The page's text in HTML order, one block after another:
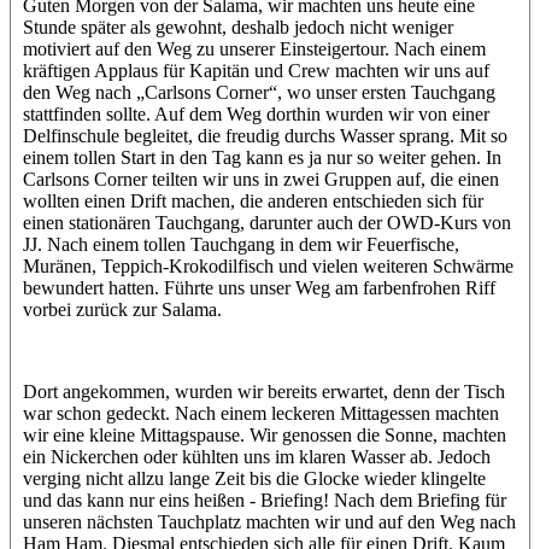
Guten Morgen von der Salama, wir machten uns heute eine
Stunde später als gewohnt, deshalb jedoch nicht weniger
motiviert auf den Weg zu unserer Einsteigertour. Nach einem
kräftigen Applaus für Kapitän und Crew machten wir uns auf
den Weg nach „Carlsons Corner“, wo unser ersten Tauchgang
stattfinden sollte. Auf dem Weg dorthin wurden wir von einer
Delfinschule begleitet, die freudig durchs Wasser sprang. Mit so
einem tollen Start in den Tag kann es ja nur so weiter gehen. In
Carlsons Corner teilten wir uns in zwei Gruppen auf, die einen
wollten einen Drift machen, die anderen entschieden sich für
einen stationären Tauchgang, darunter auch der OWD-Kurs von
JJ. Nach einem tollen Tauchgang in dem wir Feuerfische,
Muränen, Teppich-Krokodilfisch und vielen weiteren Schwärme
bewundert hatten. Führte uns unser Weg am farbenfrohen Riff
vorbei zurück zur Salama.
Dort angekommen, wurden wir bereits erwartet, denn der Tisch
war schon gedeckt. Nach einem leckeren Mittagessen machten
wir eine kleine Mittagspause. Wir genossen die Sonne, machten
ein Nickerchen oder kühlten uns im klaren Wasser ab. Jedoch
verging nicht allzu lange Zeit bis die Glocke wieder klingelte
und das kann nur eins heißen - Briefing! Nach dem Briefing für
unseren nächsten Tauchplatz machten wir und auf den Weg nach
Ham Ham. Diesmal entschieden sich alle für einen Drift. Kaum